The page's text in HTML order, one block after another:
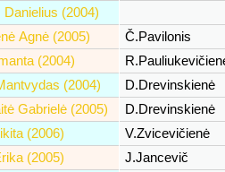
(2004)
Agnė (2005)
Č.Pavilonis
(2004)
(2004)
D.Drevinskienė
Gabrielė (2005)
D.Drevinskienė
(2006)
V.Zvicevičienė
(2005)
J.Jancevič